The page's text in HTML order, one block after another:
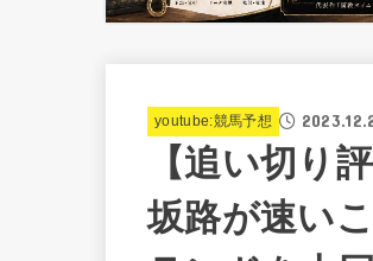
youtube:競馬予想
【追い切り
坂路が速い